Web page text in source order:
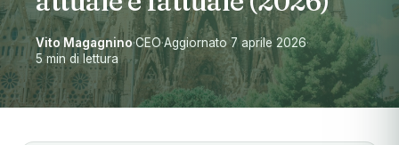
Vito Magagnino·CEO·Aggiornato 7 aprile 2026·
5 min di lettura